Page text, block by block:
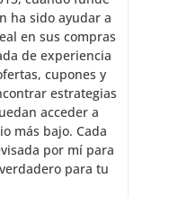
ha sido ayudar a
en sus compras
de experiencia
cupones y
estrategias
acceder a
más bajo. Cada
por mí para
para tu